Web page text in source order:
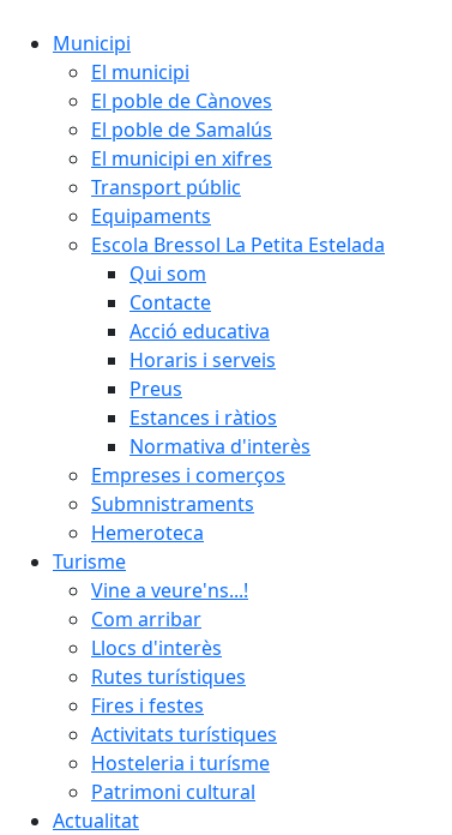
Municipi
El municipi
El poble de Cànoves
El poble de Samalús
El municipi en xifres
Transport públic
Equipaments
Escola Bressol La Petita Estelada
Qui som
Contacte
Acció educativa
Horaris i serveis
Preus
Estances i ràtios
Normativa d'interès
Empreses i comerços
Submnistraments
Hemeroteca
Turisme
Vine a veure'ns...!
Com arribar
Llocs d'interès
Rutes turístiques
Fires i festes
Activitats turístiques
Hosteleria i turísme
Patrimoni cultural
Actualitat